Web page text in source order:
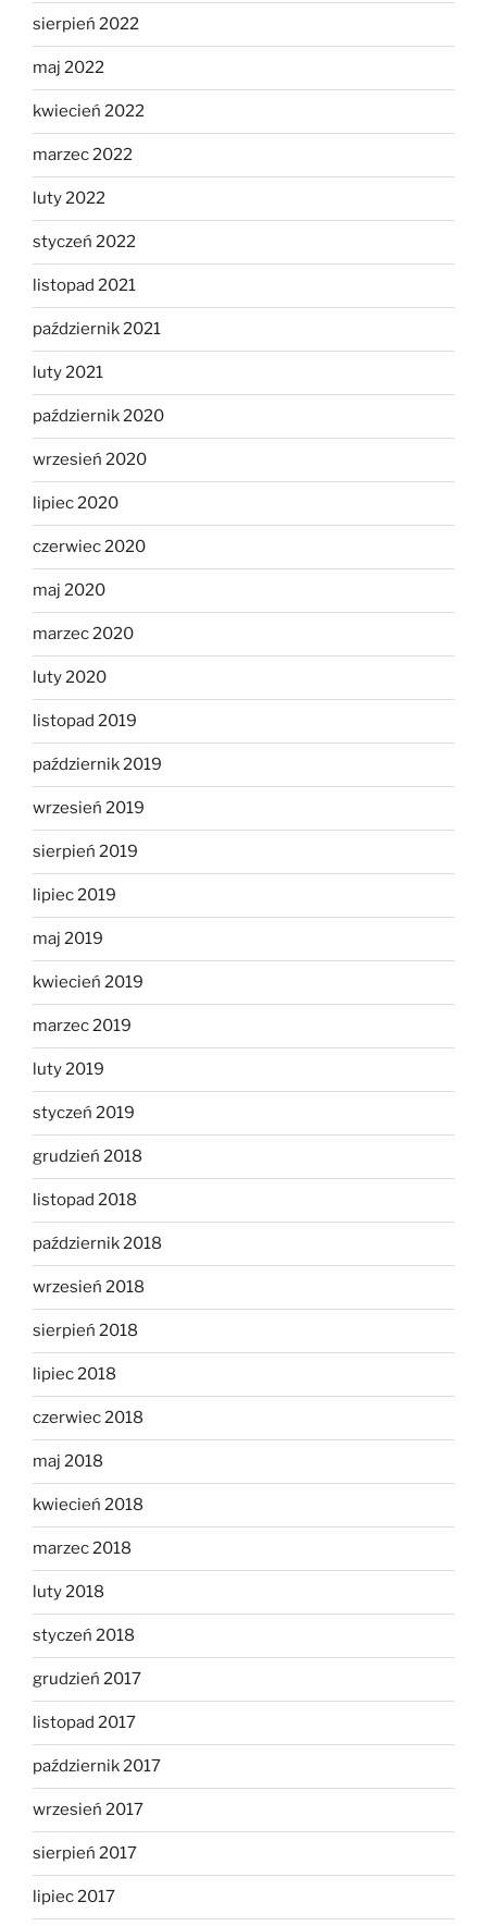
sierpień 2022
maj 2022
kwiecień 2022
marzec 2022
luty 2022
styczeń 2022
listopad 2021
październik 2021
luty 2021
październik 2020
wrzesień 2020
lipiec 2020
czerwiec 2020
maj 2020
marzec 2020
luty 2020
listopad 2019
październik 2019
wrzesień 2019
sierpień 2019
lipiec 2019
maj 2019
kwiecień 2019
marzec 2019
luty 2019
styczeń 2019
grudzień 2018
listopad 2018
październik 2018
wrzesień 2018
sierpień 2018
lipiec 2018
czerwiec 2018
maj 2018
kwiecień 2018
marzec 2018
luty 2018
styczeń 2018
grudzień 2017
listopad 2017
październik 2017
wrzesień 2017
sierpień 2017
lipiec 2017